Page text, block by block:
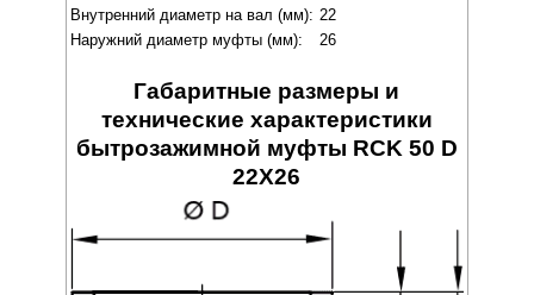
Внутренний диаметр на вал (мм): 22
Наружний диаметр муфты (мм):
26
Габаритные размеры и
технические характеристики
бытрозажимной муфты RCK 50 D
22X26